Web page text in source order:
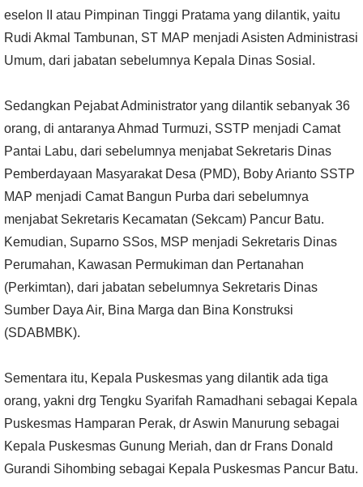
eselon II atau Pimpinan Tinggi Pratama yang dilantik, yaitu
Rudi Akmal Tambunan, ST MAP menjadi Asisten Administrasi
Umum, dari jabatan sebelumnya Kepala Dinas Sosial.
Sedangkan Pejabat Administrator yang dilantik sebanyak 36
orang, di antaranya Ahmad Turmuzi, SSTP menjadi Camat
Pantai Labu, dari sebelumnya menjabat Sekretaris Dinas
Pemberdayaan Masyarakat Desa (PMD), Boby Arianto SSTP
MAP menjadi Camat Bangun Purba dari sebelumnya
menjabat Sekretaris Kecamatan (Sekcam) Pancur Batu.
Kemudian, Suparno SSos, MSP menjadi Sekretaris Dinas
Perumahan, Kawasan Permukiman dan Pertanahan
(Perkimtan), dari jabatan sebelumnya Sekretaris Dinas
Sumber Daya Air, Bina Marga dan Bina Konstruksi
(SDABMBK).
Sementara itu, Kepala Puskesmas yang dilantik ada tiga
orang, yakni drg Tengku Syarifah Ramadhani sebagai Kepala
Puskesmas Hamparan Perak, dr Aswin Manurung sebagai
Kepala Puskesmas Gunung Meriah, dan dr Frans Donald
Gurandi Sihombing sebagai Kepala Puskesmas Pancur Batu.